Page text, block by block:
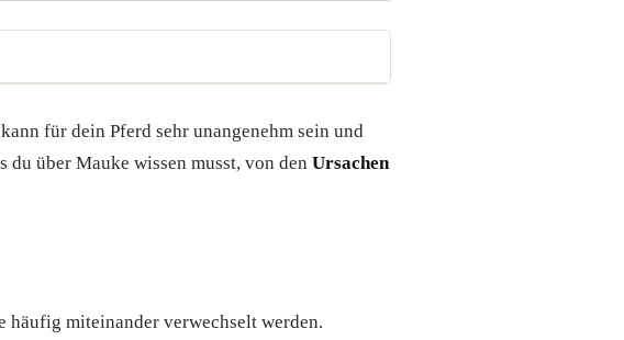
für dein Pferd sehr unangenehm sein und
du über Mauke wissen musst, von den Ursachen
miteinander verwechselt werden.